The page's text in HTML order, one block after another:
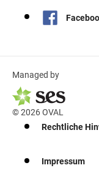
Managed by
© 2026 OVAL
Rechtliche
Impressum